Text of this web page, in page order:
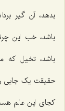
بدهد، آن گیر
باشد، خب این
باشد، تخیل که
حقیقت یک جایی
کجای این عالم